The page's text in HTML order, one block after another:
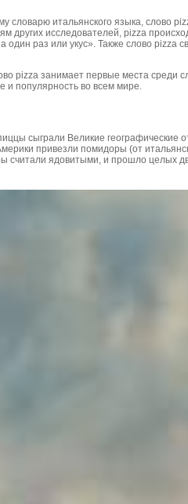
словарю итальянского языка, слово
других исследователей, pizza
один раз или укус». Также слово pizza
pizza занимает первые места среди
и популярность во всем мире.
сыграли Великие географические
привезли помидоры (от
считали ядовитыми, и прошло целых